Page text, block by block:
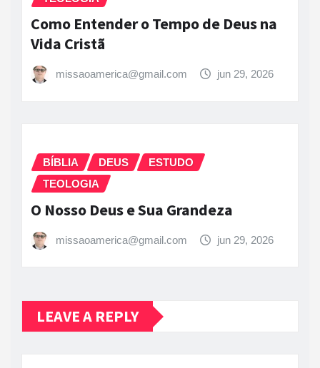
Como Entender o Tempo de Deus na
Vida Cristã
missaoamerica@gmail.com jun 29, 2026
BÍBLIA DEUS
ESTUDO
TEOLOGIA
O Nosso Deus e Sua Grandeza
missaoamerica@gmail.com jun 29, 2026
LEAVE A REPLY